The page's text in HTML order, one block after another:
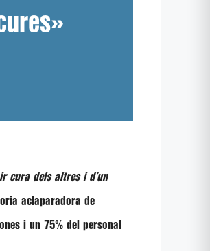
cura dels altres i d’un
aclaparadora de
i un 75% del personal